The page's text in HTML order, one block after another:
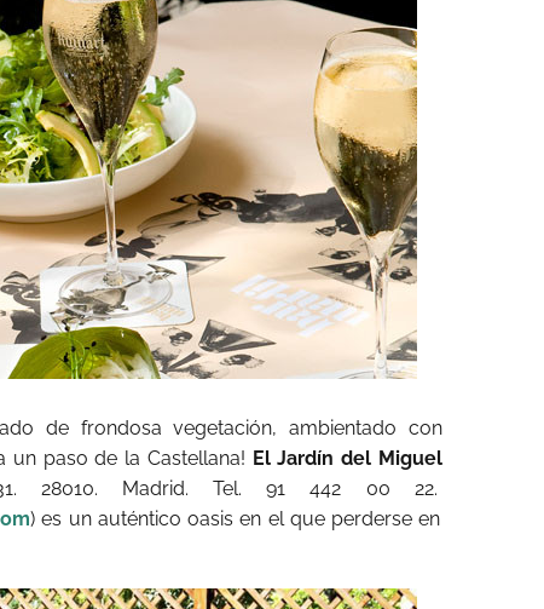
de frondosa vegetación, ambientado con
un paso de la Castellana! El Jardín del Miguel
28010. Madrid. Tel. 91 442 00 22.
) es un auténtico oasis en el que perderse en